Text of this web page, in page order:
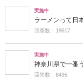
実施中
ラーメンって日
回答数：19617
実施中
神奈川県で一番
回答数：8495